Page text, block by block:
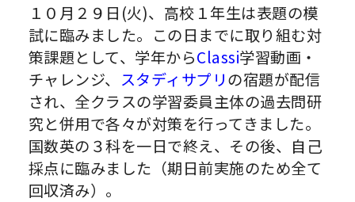
１０月２９日(火)、高校１年生は表題の模
試に臨みました。この日までに取り組む対
策課題として、学年からClassi学習動画・
チャレンジ、 スタディサプリの宿題が配信
され、全クラスの学習委員主体の過去問研
究と併用で各々が対策を行ってきました。
国数英の３科を一日で終え、その後、自己
採点に臨みました（期日前実施のため全て
回収済み）。